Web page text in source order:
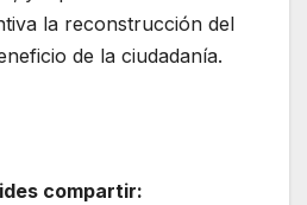
la reconstrucción del
de la ciudadanía.
compartir: